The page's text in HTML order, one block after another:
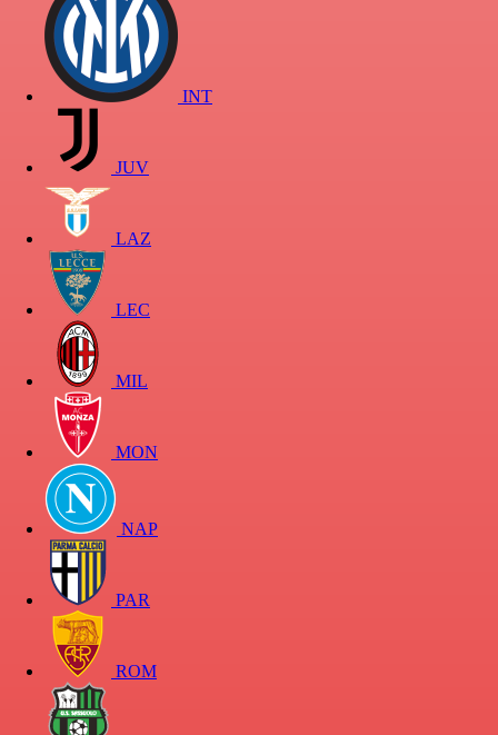
INT
JUV
LAZ
LEC
MIL
MON
NAP
PAR
ROM